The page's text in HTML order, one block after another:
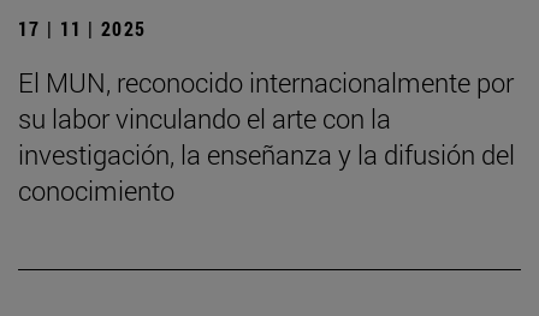
17 | 11 | 2025
El MUN, reconocido internacionalmente por
su labor vinculando el arte con la
investigación, la enseñanza y la difusión del
conocimiento